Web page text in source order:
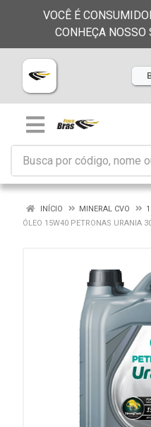
VOCÊ É
CONHEÇA NOSSO
INÍCIO MINERAL CVO
ÓLEO 15W40 PETRONAS URANIA